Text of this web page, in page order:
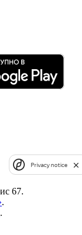
67.
.
.
Privacy notice